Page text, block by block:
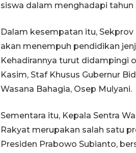
siswa dalam menghadapi tahun
Dalam kesempatan itu,
akan menempuh pendidikan
Kehadirannya turut didampingi
Kasim, Staf Khusus Gubernur
Wasana Bahagia, Osep Mulyani.
Sementara itu, Kepala Sentra
Rakyat merupakan salah satu
Presiden Prabowo Subianto,